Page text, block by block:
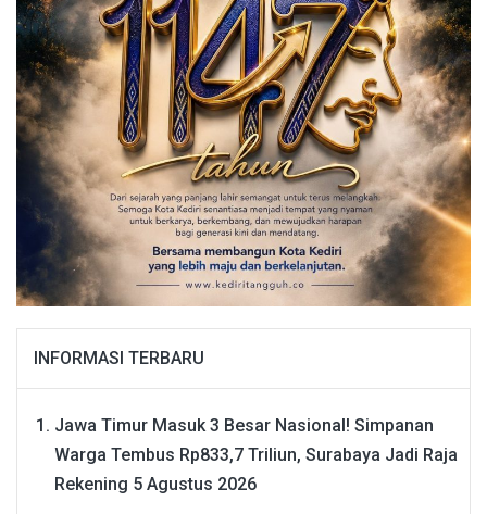
INFORMASI TERBARU
Jawa Timur Masuk 3 Besar Nasional! Simpanan
Warga Tembus Rp833,7 Triliun, Surabaya Jadi Raja
Rekening 5 Agustus 2026